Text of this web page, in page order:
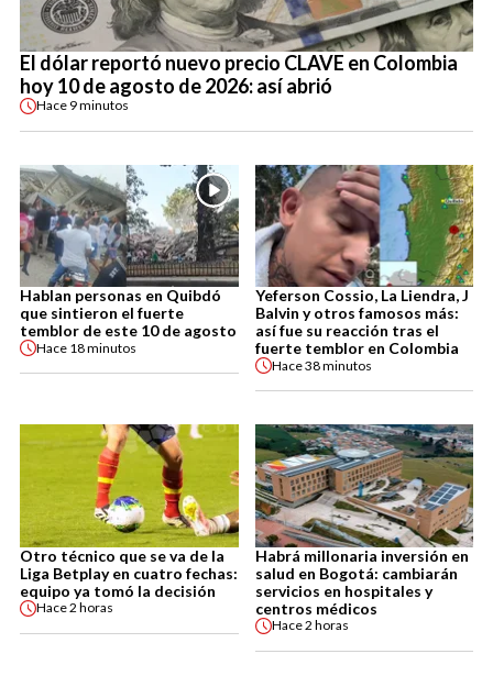
El dólar reportó nuevo precio CLAVE en Colombia
hoy 10 de agosto de 2026: así abrió
Hace 9 minutos
Hablan personas en Quibdó
que sintieron el fuerte
temblor de este 10 de agosto
Hace 18 minutos
Yeferson Cossio, La Liendra, J
Balvin y otros famosos más:
así fue su reacción tras el
fuerte temblor en Colombia
Hace38 minutos
Otro técnico que se va de la
Liga Betplay en cuatro fechas:
equipo ya tomó la decisión
Hace2 horas
Habrá millonaria inversión en
salud en Bogotá: cambiarán
servicios en hospitales y
centros médicos
Hace2 horas